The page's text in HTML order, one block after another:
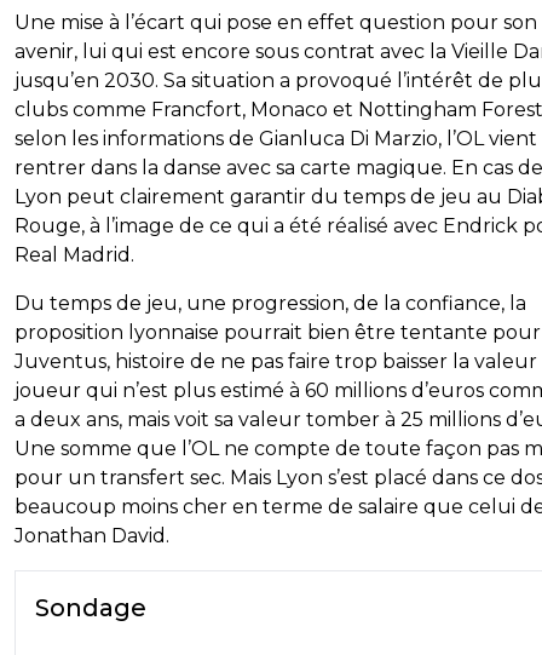
Une mise à l’écart qui pose en effet question pour son
avenir, lui qui est encore sous contrat avec la Vieille
jusqu’en 2030. Sa situation a provoqué l’intérêt de
clubs comme Francfort, Monaco et Nottingham
selon les informations de Gianluca Di Marzio, l’OL
rentrer dans la danse avec sa carte magique. En cas
Lyon peut clairement garantir du temps de jeu au
Rouge, à l’image de ce qui a été réalisé avec Endrick
Real Madrid.
Du temps de jeu, une progression, de la confiance, la
proposition lyonnaise pourrait bien être tentante
Juventus, histoire de ne pas faire trop baisser la valeur
joueur qui n’est plus estimé à 60 millions d’euros
a deux ans, mais voit sa valeur tomber à 25 millions
Une somme que l’OL ne compte de toute façon pas
pour un transfert sec. Mais Lyon s’est placé dans ce
beaucoup moins cher en terme de salaire que celui
Jonathan David.
Sondage